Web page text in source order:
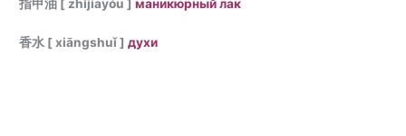
指甲油 [ zhǐjiayóu ]маникюрный лак
香水 [ xiāngshuǐ ]духи